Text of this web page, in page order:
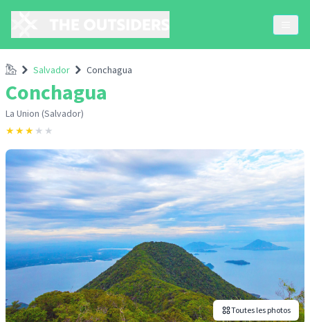
AccueilSalvador Conchagua
Conchagua
La Union (Salvador)
★★★ ★ ★
Toutes les photos